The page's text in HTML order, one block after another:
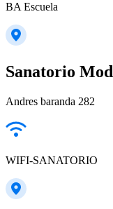
BA Escuela
Sanatorio
Andres baranda 282
WIFI-SANATORIO